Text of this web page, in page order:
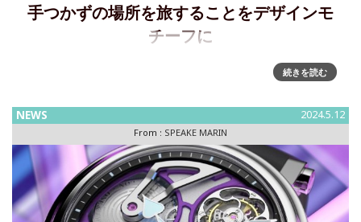
手つかずの場所を旅することをデザインモ
チーフに
スピークマリン2024年新作モデル『Openworked Dual Time
Terracotta』～旅にインスパイアされたラグジュアリーなタ
続きを読む
NEWS 2024.5.12
From : SPEAKE MARIN